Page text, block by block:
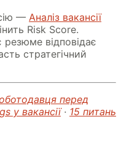
— Аналіз вакансії
Risk Score.
відповідає
стратегічний
перед
у вакансії· 15 питань